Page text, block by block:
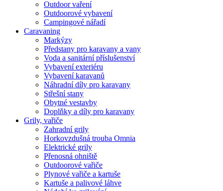
Outdoor vaření
Outdoorové vybavení
Campingové nářadí
Caravaning
Markýzy
Předstany pro karavany a vany
Voda a sanitární příslušenství
Vybavení exteriéru
Vybavení karavanů
Náhradní díly pro karavany
Střešní stany
Obytné vestavby
Doplňky a díly pro karavany
Grily, vařiče
Zahradní grily
Horkovzdušná trouba Omnia
Elektrické grily
Přenosná ohniště
Outdoorové vařiče
Plynové vařiče a kartuše
Kartuše a palivové láhve